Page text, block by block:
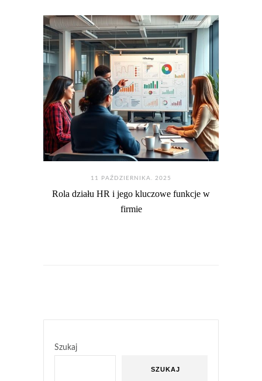
11 PAŹDZIERNIKA. 2025
Rola działu HR i jego kluczowe funkcje w
firmie
Szukaj
SZUKAJ